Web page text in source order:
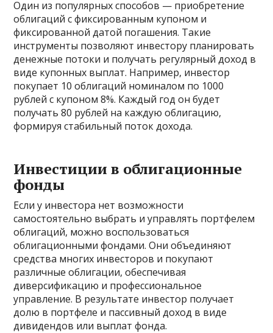
Один из популярных способов — приобретение
облигаций с фиксированным купоном и
фиксированной датой погашения. Такие
инструменты позволяют инвестору планировать
денежные потоки и получать регулярный доход в
виде купонных выплат. Например, инвестор
покупает 10 облигаций номиналом по 1000
рублей с купоном 8%. Каждый год он будет
получать 80 рублей на каждую облигацию,
формируя стабильный поток дохода.
Инвестиции в облигационные
фонды
Если у инвестора нет возможности
самостоятельно выбрать и управлять портфелем
облигаций, можно воспользоваться
облигационными фондами. Они объединяют
средства многих инвесторов и покупают
различные облигации, обеспечивая
диверсификацию и профессиональное
управление. В результате инвестор получает
долю в портфеле и пассивный доход в виде
дивидендов или выплат фонда.